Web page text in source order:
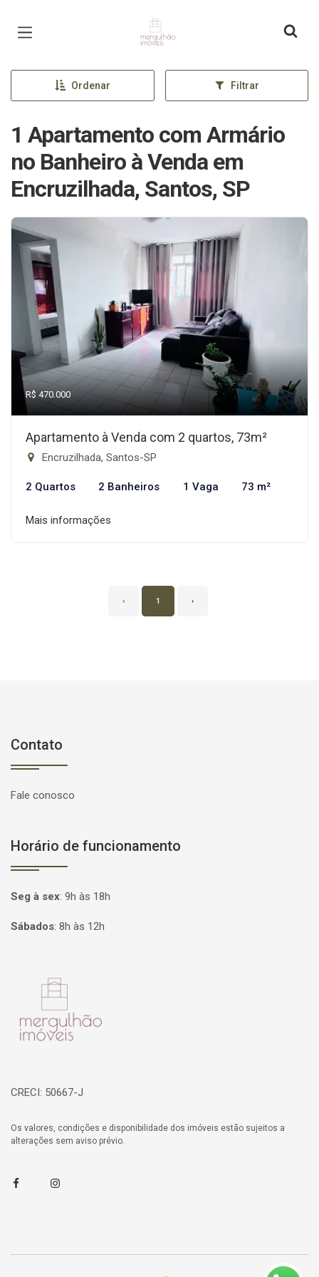
Página inicial
Ordenar Filtrar
1 Apartamento com Armário
no Banheiro à Venda em
Encruzilhada, Santos, SP
R$ 470.000
Apartamento à Venda com 2 quartos, 73m²
Encruzilhada, Santos-SP
2 Quartos 2 Banheiros 1 Vaga 73 m²
Mais informações
‹ 1 ›
Contato
Fale conosco
Horário de funcionamento
Seg à sex: 9h às 18h
Sábados: 8h às 12h
CRECI: 50667-J
Os valores, condições e disponibilidade dos imóveis estão sujeitos a
alterações sem aviso prévio.
FacebookInstagram